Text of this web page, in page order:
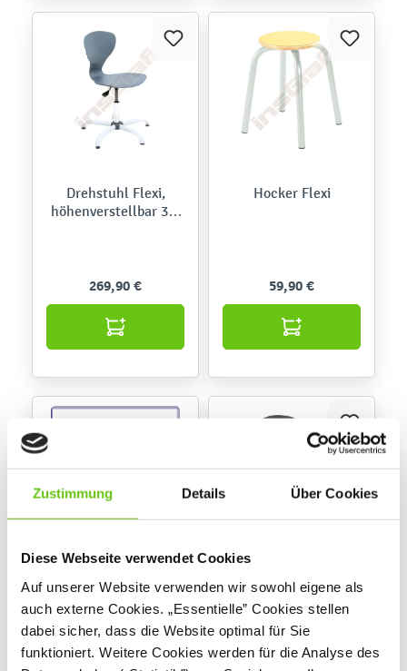
Zustimmung Details Über Cookies
Diese Webseite verwendet Cookies
Auf unserer Website verwenden wir sowohl eigene als
auch externe Cookies. „Essentielle” Cookies stellen
dabei sicher, dass die Website optimal für Sie
funktioniert. Weitere Cookies werden für die Analyse des
Drehstuhl Flexi,
höhenverstellbar 38-
269,90 €
Hocker Flexi
59,90 €